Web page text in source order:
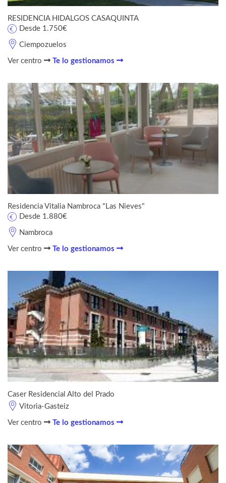
RESIDENCIA HIDALGOS CASAQUINTA
Ciempozuelos
Desde 1.750€
Ver centro Te lo gestionamos
Residencia Vitalia Nambroca "Las Nieves"
Nambroca
Desde 1.880€
Ver centro Te lo gestionamos
Caser Residencial Alto del Prado
Vitoria-Gasteiz
Ver centro Te lo gestionamos